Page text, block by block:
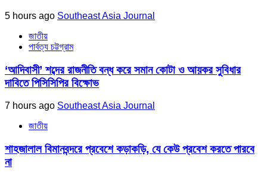
5 hours ago Southeast Asia Journal
জাতীয়
পার্বত্য চট্টগ্রাম
‘আদিবাসী’ শব্দের রাজনীতি বন্ধ করে সমান কোটা ও আয়কর সুবিধার
দাবিতে পিসিসিপির বিক্ষোভ
7 hours ago Southeast Asia Journal
জাতীয়
শাহজালাল বিমানবন্দরে প্রবেশে কড়াকড়ি, যে কেউ প্রবেশ করতে পারবে
না